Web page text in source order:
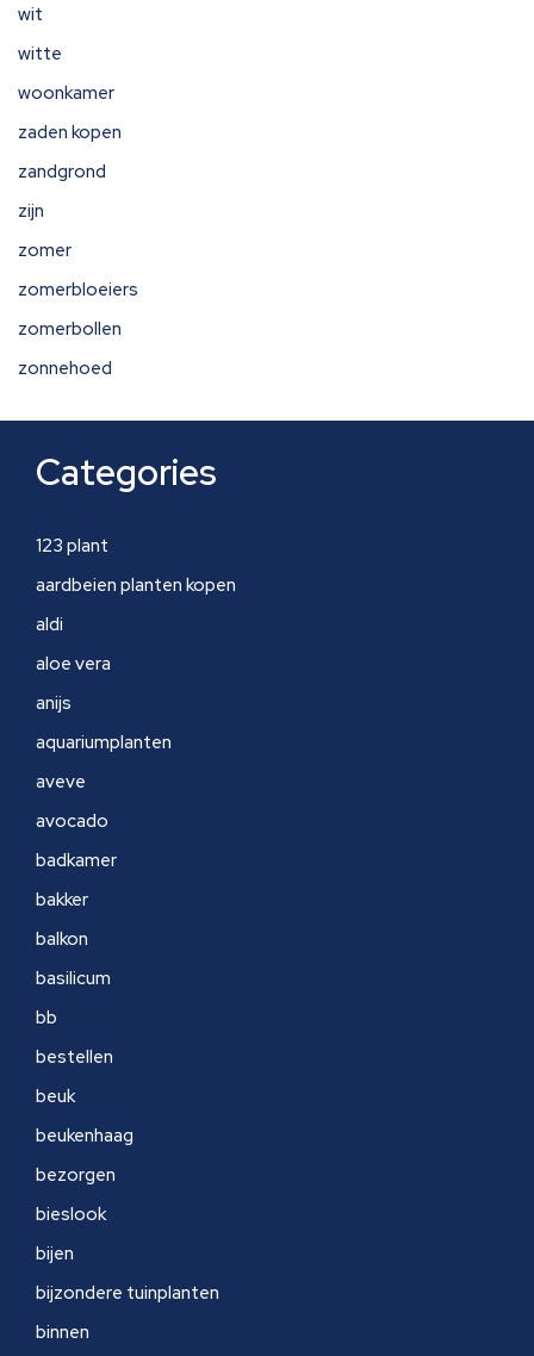
wit
witte
woonkamer
zaden kopen
zandgrond
zijn
zomer
zomerbloeiers
zomerbollen
zonnehoed
Categories
123 plant
aardbeien planten kopen
aldi
aloe vera
anijs
aquariumplanten
aveve
avocado
badkamer
bakker
balkon
basilicum
bb
bestellen
beuk
beukenhaag
bezorgen
bieslook
bijen
bijzondere tuinplanten
binnen